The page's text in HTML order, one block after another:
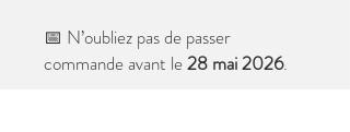
📅 N’oubliez pas de passer
commande avant le28 mai 2026.